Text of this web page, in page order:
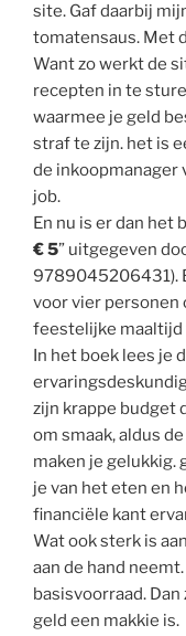
site. Gaf daarbij
tomatensaus. Met
Want zo werkt de
recepten in te
waarmee je geld
straf te zijn. het is
de inkoopmanager
job.
En nu is er dan het
€ 5” uitgegeven
9789045206431).
voor vier personen
feestelijke maaltijd
In het boek lees je
zijn krappe budget
om smaak, aldus
maken je gelukkig.
je van het eten en
financiële kant
Wat ook sterk is
aan de hand
basisvoorraad.
geld een makkie is.